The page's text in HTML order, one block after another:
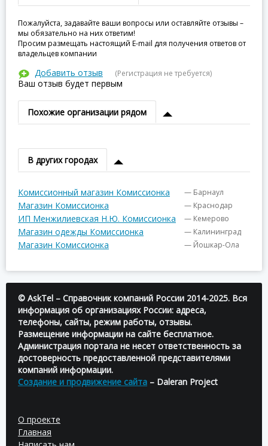
Пожалуйста, задавайте ваши вопросы или оставляйте отзывы –
мы обязательно на них ответим!
Просим размещать настоящий E-mail для получения ответов от
владельцев компании
Добавить отзыв (Регистрация не требуется)
Ваш отзыв будет первым
Похожие организации рядом
В других городах
Комиссионный магазин Комиссионка — Барнаул
Магазин Комиссионка — Краснодар
ИП Менжилиевская Н.Ю. Комиссионка — Кемерово
Магазин одежды Комиссионка — Калининград
Магазин Комиссионка — Йошкар-Ола
© AskTel – Справочник компаний России 2014-2025. Вся
информация об организациях России: адреса,
телефоны, сайты, режим работы, отзывы.
Размещение информации на сайте бесплатное.
Администрация портала не несет ответственность за
достоверность предоставленной представителями
компаний информации.
Создание и продвижение сайта – Daleran Project
О проекте
Главная